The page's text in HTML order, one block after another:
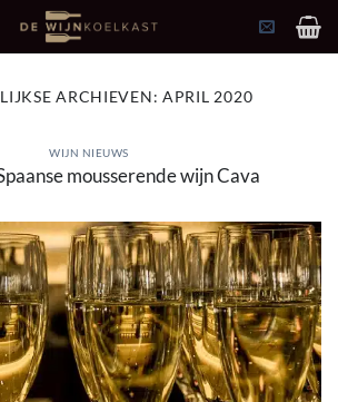
ARCHIEVEN:APRIL 2020
WIJN NIEUWS
mousserende wijn Cava